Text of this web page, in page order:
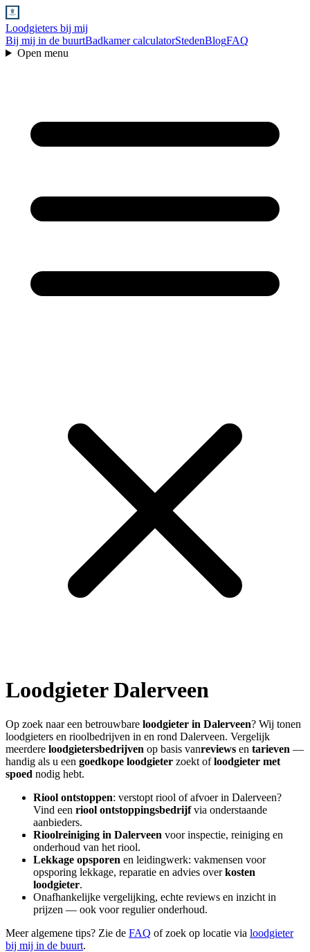
Loodgieters bij mij
Bij mij in de buurtBadkamer calculatorStedenBlogFAQ
Open menu
LoodgieterDalerveen
Op zoek naar een betrouwbare loodgieter in Dalerveen? Wij tonen
loodgieters en rioolbedrijven in en rond Dalerveen. Vergelijk
meerdere loodgietersbedrijven op basis vanreviews en tarieven —
handig als u een goedkope loodgieter zoekt ofloodgieter met
spoed nodig hebt.
Riool ontstoppen: verstopt riool of afvoer in Dalerveen?
Vind een riool ontstoppingsbedrijfvia onderstaande
aanbieders.
Rioolreiniging in Dalerveen voor inspectie, reiniging en
onderhoud van het riool.
Lekkage opsporen en leidingwerk: vakmensen voor
opsporing lekkage, reparatie en advies overkosten
loodgieter.
Onafhankelijke vergelijking, echte reviews en inzicht in
prijzen — ook voor regulier onderhoud.
Meer algemene tips? Zie de FAQ of zoek op locatie via loodgieter
bij mij in de buurt.